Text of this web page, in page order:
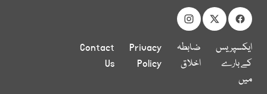
ایکسپریس
کے بارے
میں
ضابطہ
اخلاق
Privacy
Policy
Contact
Us